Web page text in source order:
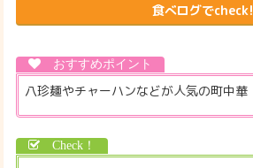
食べログでcheck!
八珍麺やチャーハンなどが人気の町中華